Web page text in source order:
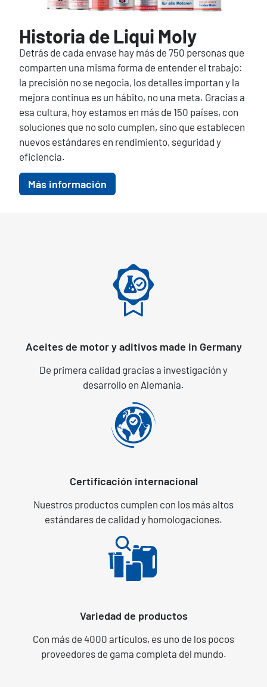
Historia de Liqui Moly
Detrás de cada envase hay más de 750 personas que
comparten una misma forma de entender el trabajo:
la precisión no se negocia, los detalles importan y la
mejora continua es un hábito, no una meta. Gracias a
esa cultura, hoy estamos en más de 150 países, con
soluciones que no solo cumplen, sino que establecen
nuevos estándares en rendimiento, seguridad y
eficiencia.
Más información
Aceites de motor y aditivos made in Germany
De primera calidad gracias a investigación y
desarrollo en Alemania.
Certificación internacional
Nuestros productos cumplen con los más altos
estándares de calidad y homologaciones.
Variedad de productos
Con más de 4000 artículos, es uno de los pocos
proveedores de gama completa del mundo.